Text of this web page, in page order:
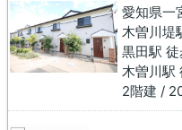
愛知県一
木曽川堤
黒田駅
木曽川駅
2階建 /